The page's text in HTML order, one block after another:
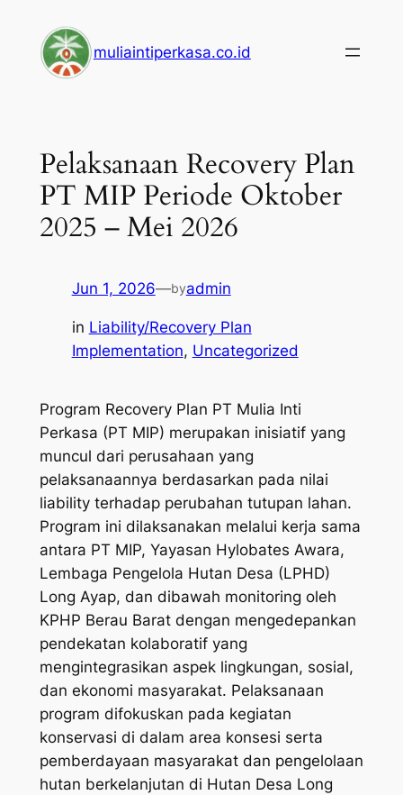
content
muliaintiperkasa.co.id
Pelaksanaan Recovery Plan
PT MIP Periode Oktober
2025 – Mei 2026
Jun 1, 2026—byadmin
in Liability/Recovery Plan
Implementation, Uncategorized
Program Recovery Plan PT Mulia Inti
Perkasa (PT MIP) merupakan inisiatif yang
muncul dari perusahaan yang
pelaksanaannya berdasarkan pada nilai
liability terhadap perubahan tutupan lahan.
Program ini dilaksanakan melalui kerja sama
antara PT MIP, Yayasan Hylobates Awara,
Lembaga Pengelola Hutan Desa (LPHD)
Long Ayap, dan dibawah monitoring oleh
KPHP Berau Barat dengan mengedepankan
pendekatan kolaboratif yang
mengintegrasikan aspek lingkungan, sosial,
dan ekonomi masyarakat. Pelaksanaan
program difokuskan pada kegiatan
konservasi di dalam area konsesi serta
pemberdayaan masyarakat dan pengelolaan
hutan berkelanjutan di Hutan Desa Long